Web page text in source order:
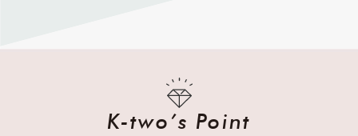
K-two’s Point